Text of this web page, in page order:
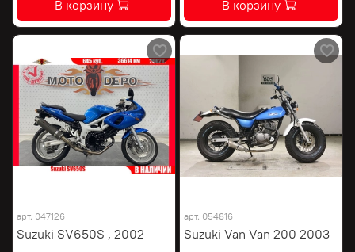
В корзину В корзину
арт. 047126
Suzuki SV650S , 2002
арт. 054816
Suzuki Van Van 200 2003